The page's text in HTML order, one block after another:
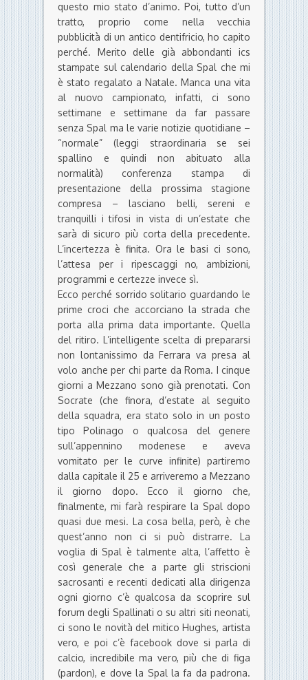
questo mio stato d’animo. Poi, tutto d’un
tratto, proprio come nella vecchia
pubblicità di un antico dentifricio, ho capito
perché. Merito delle già abbondanti ics
stampate sul calendario della Spal che mi
è stato regalato a Natale. Manca una vita
al nuovo campionato, infatti, ci sono
settimane e settimane da far passare
senza Spal ma le varie notizie quotidiane –
“normale” (leggi straordinaria se sei
spallino e quindi non abituato alla
normalità) conferenza stampa di
presentazione della prossima stagione
compresa – lasciano belli, sereni e
tranquilli i tifosi in vista di un’estate che
sarà di sicuro più corta della precedente.
L’incertezza è finita. Ora le basi ci sono,
l’attesa per i ripescaggi no, ambizioni,
programmi e certezze invece sì.
Ecco perché sorrido solitario guardando le
prime croci che accorciano la strada che
porta alla prima data importante. Quella
del ritiro. L’intelligente scelta di prepararsi
non lontanissimo da Ferrara va presa al
volo anche per chi parte da Roma. I cinque
giorni a Mezzano sono già prenotati. Con
Socrate (che finora, d’estate al seguito
della squadra, era stato solo in un posto
tipo Polinago o qualcosa del genere
sull’appennino modenese e aveva
vomitato per le curve infinite) partiremo
dalla capitale il 25 e arriveremo a Mezzano
il giorno dopo. Ecco il giorno che,
finalmente, mi farà respirare la Spal dopo
quasi due mesi. La cosa bella, però, è che
quest’anno non ci si può distrarre. La
voglia di Spal è talmente alta, l’affetto è
così generale che a parte gli striscioni
sacrosanti e recenti dedicati alla dirigenza
ogni giorno c’è qualcosa da scoprire sul
forum degli Spallinati o su altri siti neonati,
ci sono le novità del mitico Hughes, artista
vero, e poi c’è facebook dove si parla di
calcio, incredibile ma vero, più che di figa
(pardon), e dove la Spal la fa da padrona.